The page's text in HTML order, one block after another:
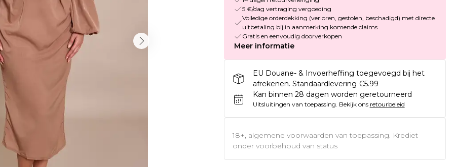
5 €/dag vertraging vergoeding
Volledige orderdekking (verloren, gestolen, beschadigd) met directe
uitbetaling bij in aanmerking komende claims
Gratis en eenvoudig doorverkopen
Meer informatie
EU Douane- & Invoerheffing toegevoegd bij het
afrekenen. Standaardlevering €5.99
Kan binnen 28 dagen worden geretourneerd
Uitsluitingen van toepassing. Bekijk ons retourbeleid
18+, algemene voorwaarden van toepassing. Krediet
onder voorbehoud van status